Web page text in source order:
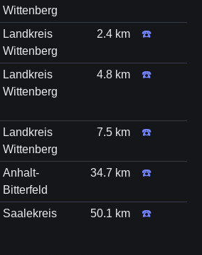
Wittenberg
Landkreis
Wittenberg
2.4 km ☎️
Landkreis
Wittenberg
4.8 km ☎️
Landkreis
Wittenberg
7.5 km ☎️
Anhalt-
Bitterfeld
34.7 km ☎️
Saalekreis 50.1 km ☎️